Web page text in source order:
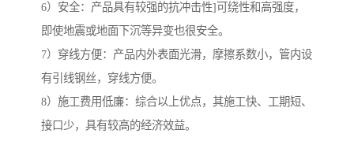
6）安全：产品具有较强的抗冲击性]可绕性和高强度，
即使地震或地面下沉等异变也很安全。
7）穿线方便：产品内外表面光滑，摩擦系数小，管内设
有引线钢丝，穿线方便。
8）施工费用低廉：综合以上优点，其施工快、工期短、
接口少，具有较高的经济效益。